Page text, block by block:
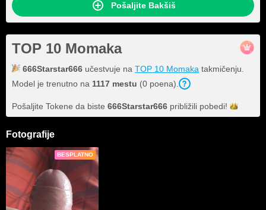
Pošaljite Bakšiš
TOP 10 Momaka
666Starstar666 učestvuje na TOP 10 Momaka takmičenju.
Model je trenutno na 1117 mestu (0 poena).
Pošaljite Tokene da biste 666Starstar666 približili pobedi!
Fotografije
BESPLATNO